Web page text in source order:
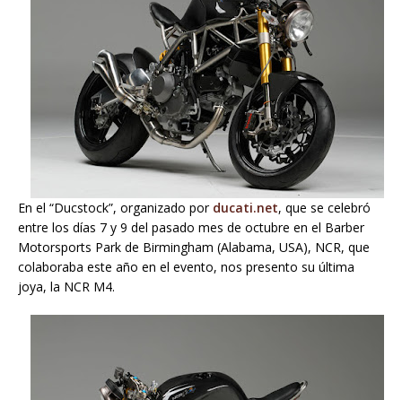
En el “Ducstock”, organizado por ducati.net, que se celebró
entre los días 7 y 9 del pasado mes de octubre en el Barber
Motorsports Park de Birmingham (Alabama, USA), NCR, que
colaboraba este año en el evento, nos presento su última
joya, la NCR M4.